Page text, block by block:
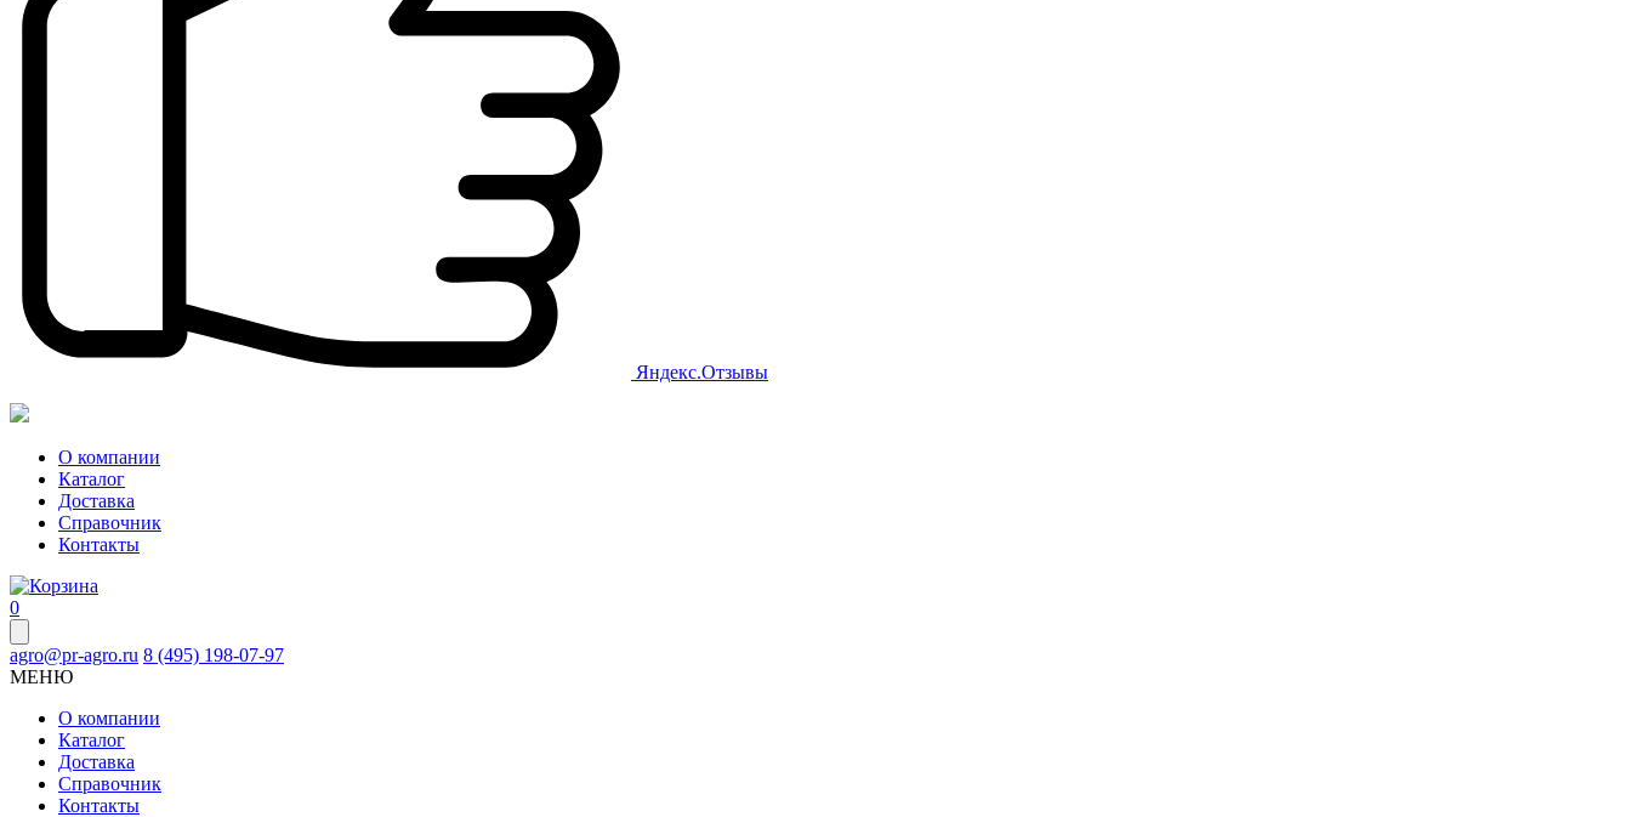
Яндекс.Отзывы
О компании
Каталог
Доставка
Справочник
Контакты
0
agro@pr-agro.ru 8 (495) 198-07-97
МЕНЮ
О компании
Каталог
Доставка
Справочник
Контакты